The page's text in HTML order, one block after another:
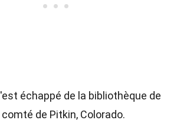
échappé de la bibliothèque de
comté de Pitkin, Colorado.